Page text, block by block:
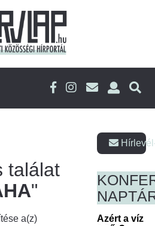
találat
"
a(z)
Azért a víz